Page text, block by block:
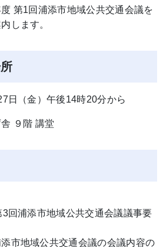
第1回浦添市地域公共交通会議を
します。
日（金）午後14時20分から
９階 講堂
浦添市地域公共交通会議議事要
地域公共交通会議の会議内容の